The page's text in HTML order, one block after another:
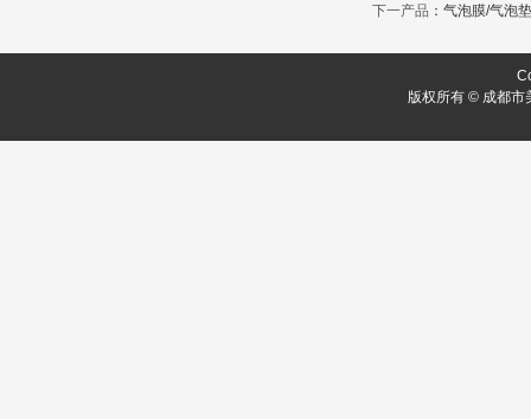
下一产品 ： 气泡膜/气泡垫
版权所有 © 成都市